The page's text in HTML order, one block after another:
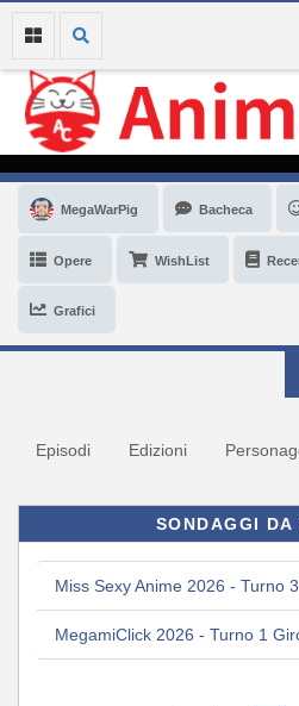
MegaWarPig Bacheca
Opere WishList
Grafici
Episodi Edizioni
SONDAGGI DA
Miss Sexy Anime 2026 - Turno
MegamiClick 2026 - Turno 1